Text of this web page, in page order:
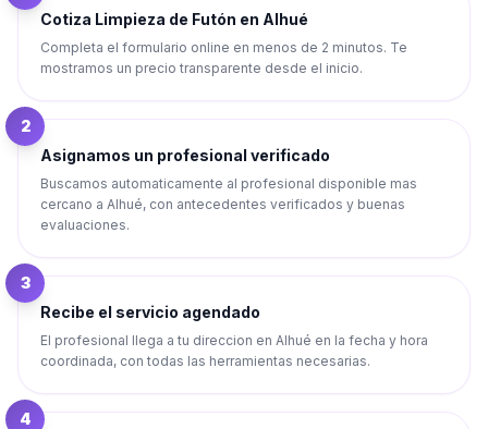
Cotiza Limpieza de Futón en Alhué
Completa el formulario online en menos de 2 minutos. Te
mostramos un precio transparente desde el inicio.
2
Asignamos un profesional verificado
Buscamos automaticamente al profesional disponible mas
cercano a Alhué, con antecedentes verificados y buenas
evaluaciones.
3
Recibe el servicio agendado
El profesional llega a tu direccion en Alhué en la fecha y hora
coordinada, con todas las herramientas necesarias.
4